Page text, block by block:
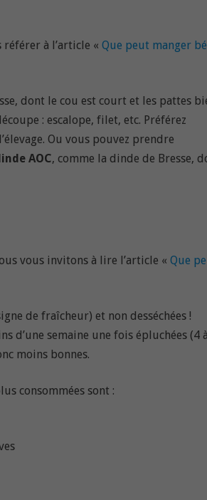
à l’article « Que peut manger
dont le cou est court et les pattes
: escalope, filet, etc. Préférez
Ou vous pouvez prendre
AOC, comme la dinde de Bresse,
vous invitons à lire l’article « Que
de fraîcheur) et non desséchées !
d’une semaine une fois épluchées (4
moins bonnes.
consommées sont :